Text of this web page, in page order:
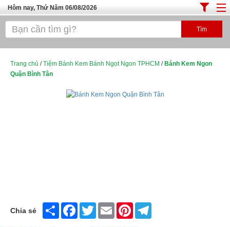
Hôm nay, Thứ Năm 06/08/2026
Trang chủ
Cafe - Kem- Trà Sữa
Trang chủ /Tiệm Bánh Kem Bánh Ngọt Ngon TPHCM / Bánh Kem Ngon
Quận Bình Tân
Chia sẻ Share FacebookTwitter Email Pinterest